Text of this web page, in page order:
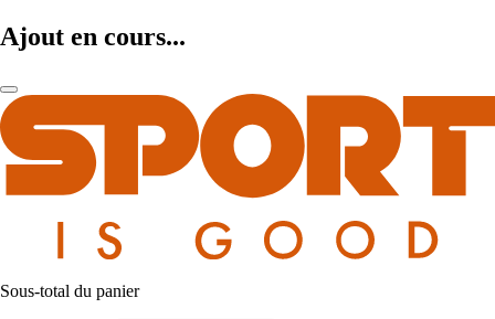
Ajout en cours...
Sous-total du panier